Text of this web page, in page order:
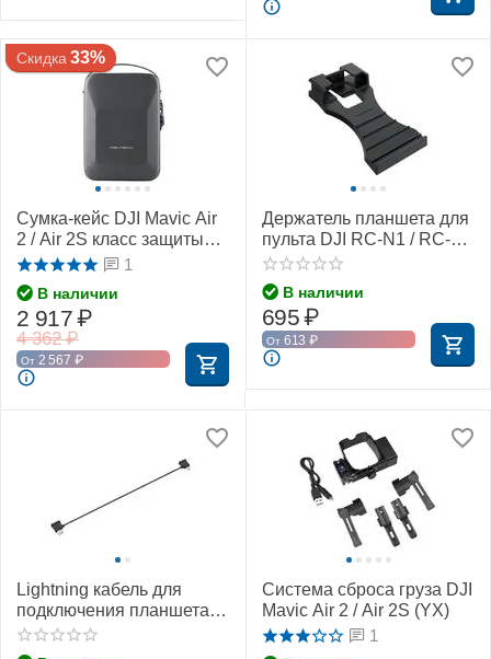
Скидка 33%
Сумка-кейс DJI Mavic Air
2 / Air 2S класс защиты
IP34 (PGYTECH P-16A-
030)
1
В наличии
4 362 ₽
2 917₽
От 2 567 ₽
Держатель планшета для
пульта DJI RC-N1 / RC-N2
/ RC-N3 (SunnyLife)
В наличии
695₽
От 613 ₽
Lightning кабель для
подключения планшета к
пульту DJI RC-N1 / RC-N2
/ RC-N3 (29 см) (YX)
Система сброса груза DJI
Mavic Air 2 / Air 2S (YX)
1